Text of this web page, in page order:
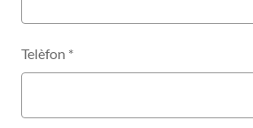
Telèfon *